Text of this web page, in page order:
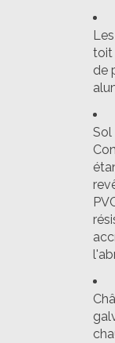
toit
de
Sol